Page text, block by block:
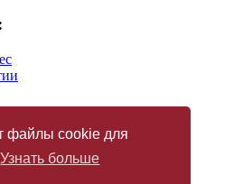
файлы cookie для
Узнать больше